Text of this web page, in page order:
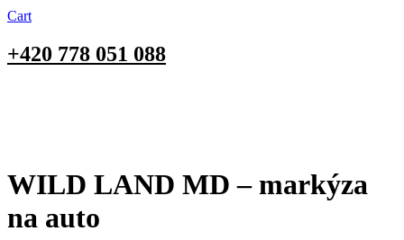
Cart
+420 778 051 088
WILD LAND MD – markýza
na auto